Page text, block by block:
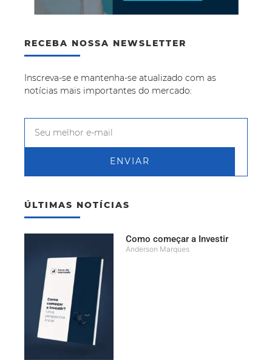
RECEBA NOSSA NEWSLETTER
Inscreva-se e mantenha-se atualizado com as
notícias mais importantes do mercado:
ENVIAR
ÚLTIMAS NOTÍCIAS
Como começar a Investir
Anderson Marques